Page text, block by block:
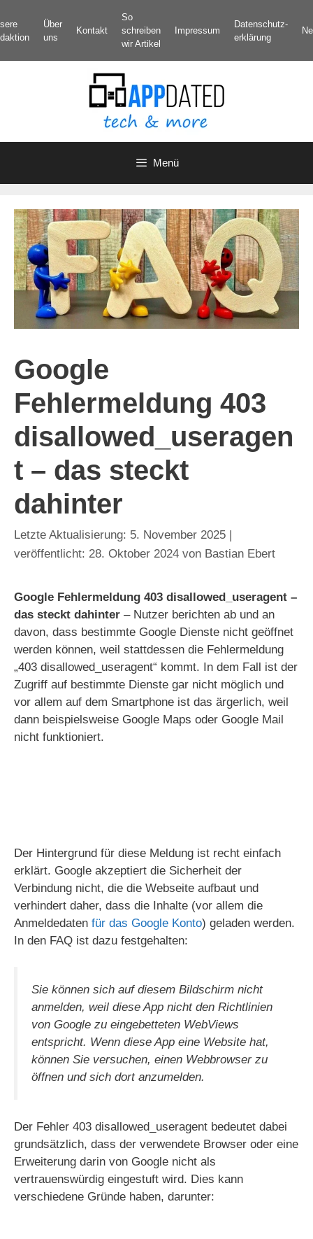
Inhalt
springen
Über
uns
Kontakt
So
schreiben
wir Artikel
Impressum
Datenschutz­
erklärung
Menü
Google
Fehlermeldung 403
disallowed_useragen
t – das steckt
dahinter
5. November 2025
28. Oktober 2024 von Bastian Ebert
Google Fehlermeldung 403 disallowed_useragent –
das steckt dahinter – Nutzer berichten ab und an
davon, dass bestimmte Google Dienste nicht geöffnet
werden können, weil stattdessen die Fehlermeldung
„403 disallowed_useragent“ kommt. In dem Fall ist der
Zugriff auf bestimmte Dienste gar nicht möglich und
vor allem auf dem Smartphone ist das ärgerlich, weil
dann beispielsweise Google Maps oder Google Mail
nicht funktioniert.
Der Hintergrund für diese Meldung ist recht einfach
erklärt. Google akzeptiert die Sicherheit der
Verbindung nicht, die die Webseite aufbaut und
verhindert daher, dass die Inhalte (vor allem die
Anmeldedaten für das Google Konto) geladen werden.
In den FAQ ist dazu festgehalten:
Sie können sich auf diesem Bildschirm nicht
anmelden, weil diese App nicht den Richtlinien
von Google zu eingebetteten WebViews
entspricht. Wenn diese App eine Website hat,
können Sie versuchen, einen Webbrowser zu
öffnen und sich dort anzumelden.
Der Fehler 403 disallowed_useragent bedeutet dabei
grundsätzlich, dass der verwendete Browser oder eine
Erweiterung darin von Google nicht als
vertrauenswürdig eingestuft wird. Dies kann
verschiedene Gründe haben, darunter: